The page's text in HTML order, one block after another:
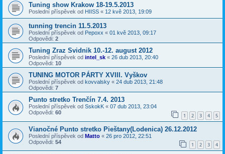
Tuning show Krakow 18-19.5.2013
Poslední příspěvek od HIISS « 12 kvě 2013, 19:09
tunning trencin 11.5.2013
Poslední příspěvek od Pepoxx « 01 kvě 2013, 09:17
Odpovědi: 2
Tuning Zraz Svidnik 10.-12. august 2012
Poslední příspěvek od intel_sk « 26 dub 2013, 20:40
Odpovědi: 10
TUNING MOTOR PÁRTY XVIII. Vyškov
Poslední příspěvek od kovvalsky « 24 dub 2013, 21:48
Odpovědi: 7
Punto stretko Trenčín 7.4. 2013
Poslední příspěvek od SskokK « 07 dub 2013, 23:04
Odpovědi: 60 1 2 3 4 5
Vianočné Punto stretko Pieštany(Lodenica) 26.12.2012
Poslední příspěvek od Matto « 26 pro 2012, 22:51
Odpovědi: 54 1 2 3 4